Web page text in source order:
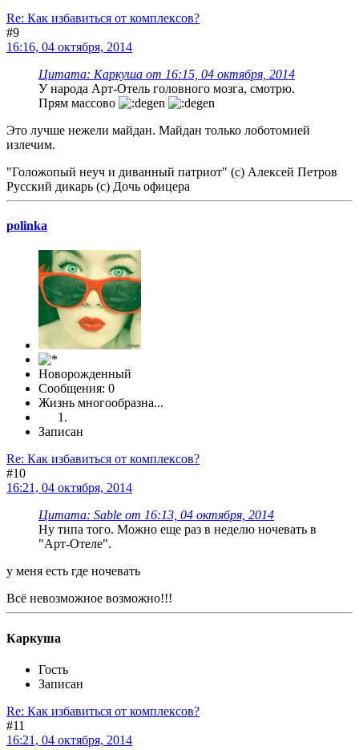
Re: Как избавиться от комплексов?
#9
16:16, 04 октября, 2014
Цитата: Каркуша от 16:15, 04 октября, 2014
У народа Арт-Отель головного мозга, смотрю.
Прям массово
Это лучше нежели майдан. Майдан только лоботомией
излечим.
"Голожопый неуч и диванный патриот" (с) Алексей Петров
Русский дикарь (с) Дочь офицера
polinka
Новорожденный
Сообщения: 0
Жизнь многообразна...
Записан
Re: Как избавиться от комплексов?
#10
16:21, 04 октября, 2014
Цитата: Sable от 16:13, 04 октября, 2014
Ну типа того. Можно еще раз в неделю ночевать в
"Арт-Отеле".
у меня есть где ночевать
Всё невозможное возможно!!!
Каркуша
Гость
Записан
Re: Как избавиться от комплексов?
#11
16:21, 04 октября, 2014